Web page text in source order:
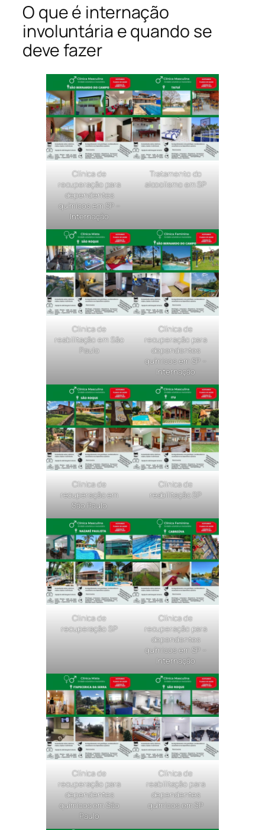
O que é internação
involuntária e quando se
deve fazer
Clínica de
recuperação para
dependentes
químicos em SP –
Internação
Tratamento do
alcoolismo em SP
Clinica de
reabilitação em São
Paulo
Clínica de
recuperação para
dependentes
químicos em SP –
Internação
Clinica de
recuperação em
São Paulo
Clinica de
reabilitação SP
Clinica de
recuperação SP
Clínica de
recuperação para
dependentes
químicos em SP –
Internação
Clínica de
recuperação para
dependentes
químicos em São
Paulo
Clínica de
reabilitação para
dependentes
químicos em SP